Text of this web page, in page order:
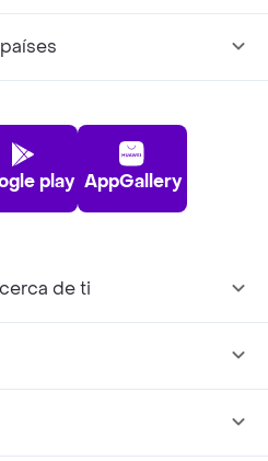
play AppGallery
de ti